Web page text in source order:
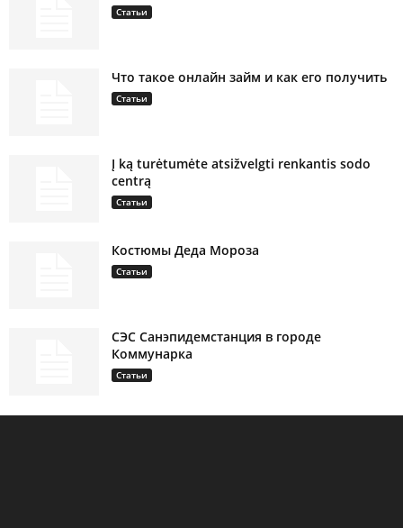
Статьи
Что такое онлайн займ и как его получить
Статьи
Į ką turėtumėte atsižvelgti renkantis sodo
centrą
Статьи
Костюмы Деда Мороза
Статьи
СЭС Санэпидемстанция в городе
Коммунарка
Статьи